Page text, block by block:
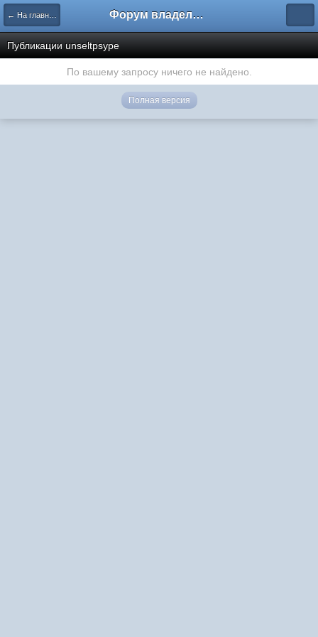
← На главную Форум владельцев интернет-магазинов
Публикации unseltpsype
По вашему запросу ничего не найдено.
Полная версия